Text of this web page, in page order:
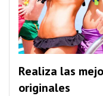
Realiza las
originales